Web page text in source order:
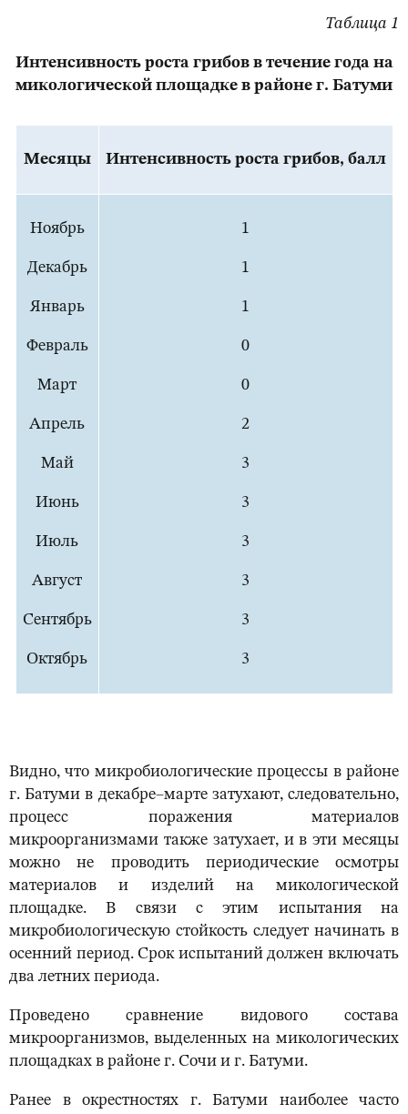
Таблица 1
Интенсивность роста грибов в течение года на
микологической площадке в районе г. Батуми
Месяцы Интенсивность роста грибов, балл
Ноябрь
Декабрь
Январь
Февраль
Март
Апрель
Май
Июнь
Июль
Август
Сентябрь
Октябрь
1
1
1
0
0
2
3
3
3
3
3
3
Видно, что микробиологические процессы в районе
г. Батуми в декабре–марте затухают, следовательно,
процесс поражения материалов
микроорганизмами также затухает, и в эти месяцы
можно не проводить периодические осмотры
материалов и изделий на микологической
площадке. В связи с этим испытания на
микробиологическую стойкость следует начинать в
осенний период. Срок испытаний должен включать
два летних периода.
Проведено сравнение видового состава
микроорганизмов, выделенных на микологических
площадках в районе г. Сочи и г. Батуми.
Ранее в окрестностях г. Батуми наиболее часто